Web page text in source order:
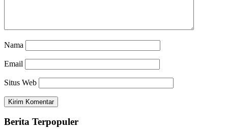
Nama
Email
Situs Web
Berita Terpopuler